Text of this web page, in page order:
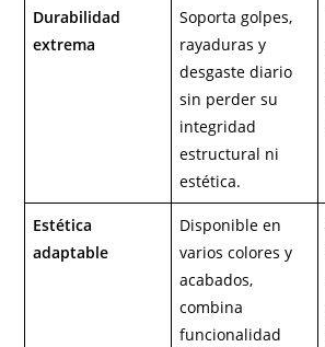
Durabilidad
extrema
Soporta golpes,
rayaduras y
desgaste diario
sin perder su
integridad
estructural ni
estética.
Estética
adaptable
Disponible en
varios colores y
acabados,
combina
funcionalidad